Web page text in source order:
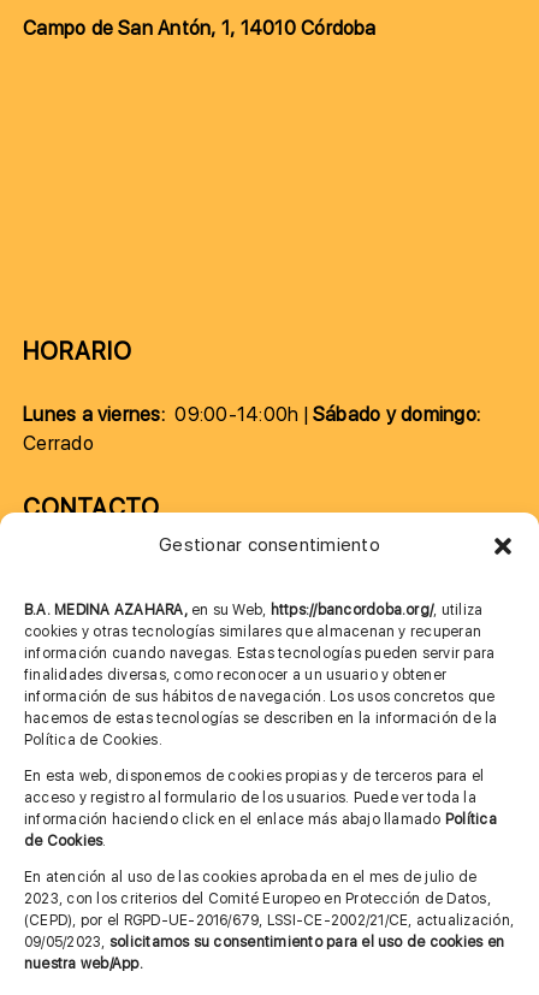
Gestionar consentimiento
B.A. MEDINA AZAHARA, en su Web, https://bancordoba.org/, utiliza
cookies y otras tecnologías similares que almacenan y recuperan
información cuando navegas. Estas tecnologías pueden servir para
finalidades diversas, como reconocer a un usuario y obtener
información de sus hábitos de navegación. Los usos concretos que
hacemos de estas tecnologías se describen en la información de la
Política de Cookies.
En esta web, disponemos de cookies propias y de terceros para el
acceso y registro al formulario de los usuarios. Puede ver toda la
información haciendo click en el enlace más abajo llamado Política
de Cookies.
En atención al uso de las cookies aprobada en el mes de julio de
2023, con los criterios del Comité Europeo en Protección de Datos,
(CEPD), por el RGPD-UE-2016/679, LSSI-CE-2002/21/CE, actualización,
09/05/2023, solicitamos su consentimiento para el uso de cookies en
nuestra web/App.
Campo de San Antón, 1, 14010 Córdoba
HORARIO
Lunes a viernes:09:00-14:00h |Sábado y domingo:
Cerrado
CONTACTO
685 901 226
MÁS INFORMACIÓN
Aviso legal
Política de privacidad
Cita previa FAGA